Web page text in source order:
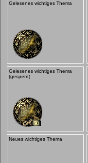
Gelesenes wichtiges Thema
Gelesenes wichtiges Thema
(gesperrt)
Neues wichtiges Thema